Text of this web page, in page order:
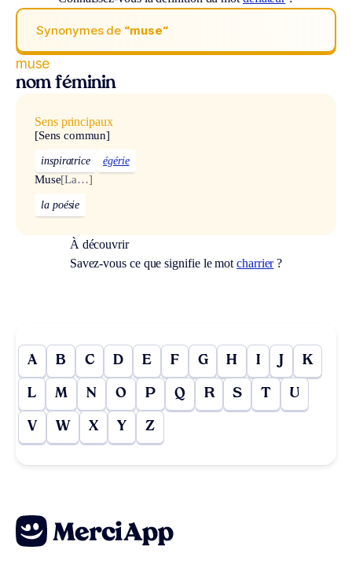
Synonymes de “muse“
muse
nom féminin
Sens principaux
[Sens commun]
inspiratrice égérie
Muse[La…]
la poésie
À découvrir
Savez-vous ce que signifie le motcharrier?
A B C D E F G H I J K
L M N O P Q R S T U
V W X Y Z